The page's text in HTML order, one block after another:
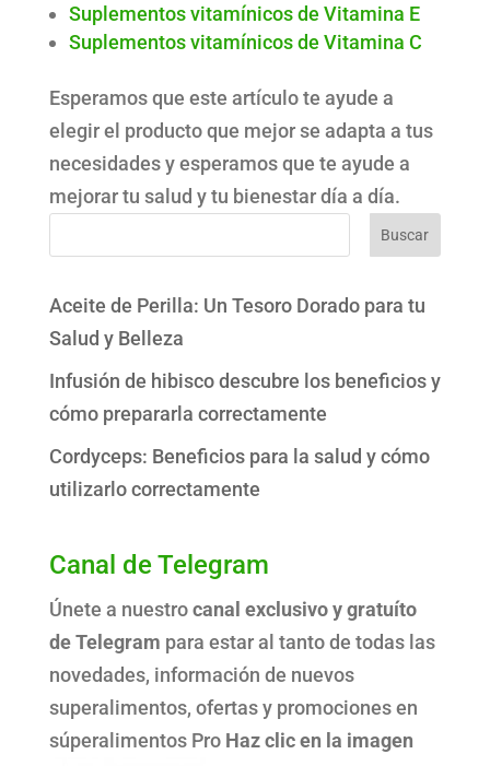
Suplementos vitamínicos de Vitamina E
Suplementos vitamínicos de Vitamina C
Esperamos que este artículo te ayude a
elegir el producto que mejor se adapta a tus
necesidades y esperamos que te ayude a
mejorar tu salud y tu bienestar día a día.
Buscar
Aceite de Perilla: Un Tesoro Dorado para tu
Salud y Belleza
Infusión de hibisco descubre los beneficios y
cómo prepararla correctamente
Cordyceps: Beneficios para la salud y cómo
utilizarlo correctamente
Canal de Telegram
Únete a nuestrocanal exclusivo y gratuíto
de Telegram para estar al tanto de todas las
novedades, información de nuevos
superalimentos, ofertas y promociones en
súperalimentos Pro Haz clic en la imagen